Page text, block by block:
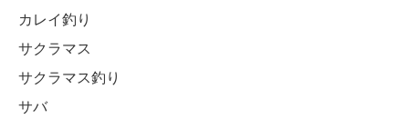
カレイ釣り
サクラマス
サクラマス釣り
サバ